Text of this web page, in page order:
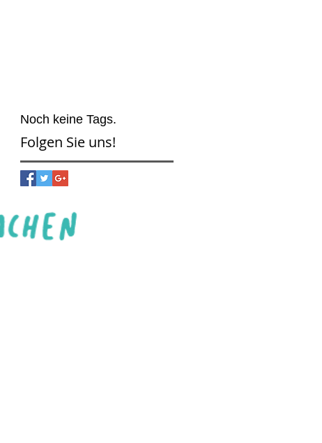
Noch keine Tags.
Folgen Sie uns!